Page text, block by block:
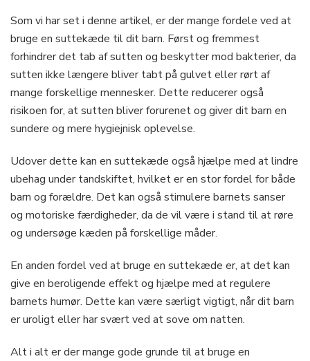
Som vi har set i denne artikel, er der mange fordele ved at
bruge en suttekæde til dit barn. Først og fremmest
forhindrer det tab af sutten og beskytter mod bakterier, da
sutten ikke længere bliver tabt på gulvet eller rørt af
mange forskellige mennesker. Dette reducerer også
risikoen for, at sutten bliver forurenet og giver dit barn en
sundere og mere hygiejnisk oplevelse.
Udover dette kan en suttekæde også hjælpe med at lindre
ubehag under tandskiftet, hvilket er en stor fordel for både
barn og forældre. Det kan også stimulere barnets sanser
og motoriske færdigheder, da de vil være i stand til at røre
og undersøge kæden på forskellige måder.
En anden fordel ved at bruge en suttekæde er, at det kan
give en beroligende effekt og hjælpe med at regulere
barnets humør. Dette kan være særligt vigtigt, når dit barn
er uroligt eller har svært ved at sove om natten.
Alt i alt er der mange gode grunde til at bruge en